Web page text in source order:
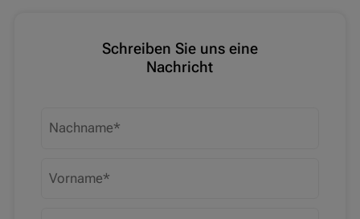
Schreiben Sie uns eine
Nachricht